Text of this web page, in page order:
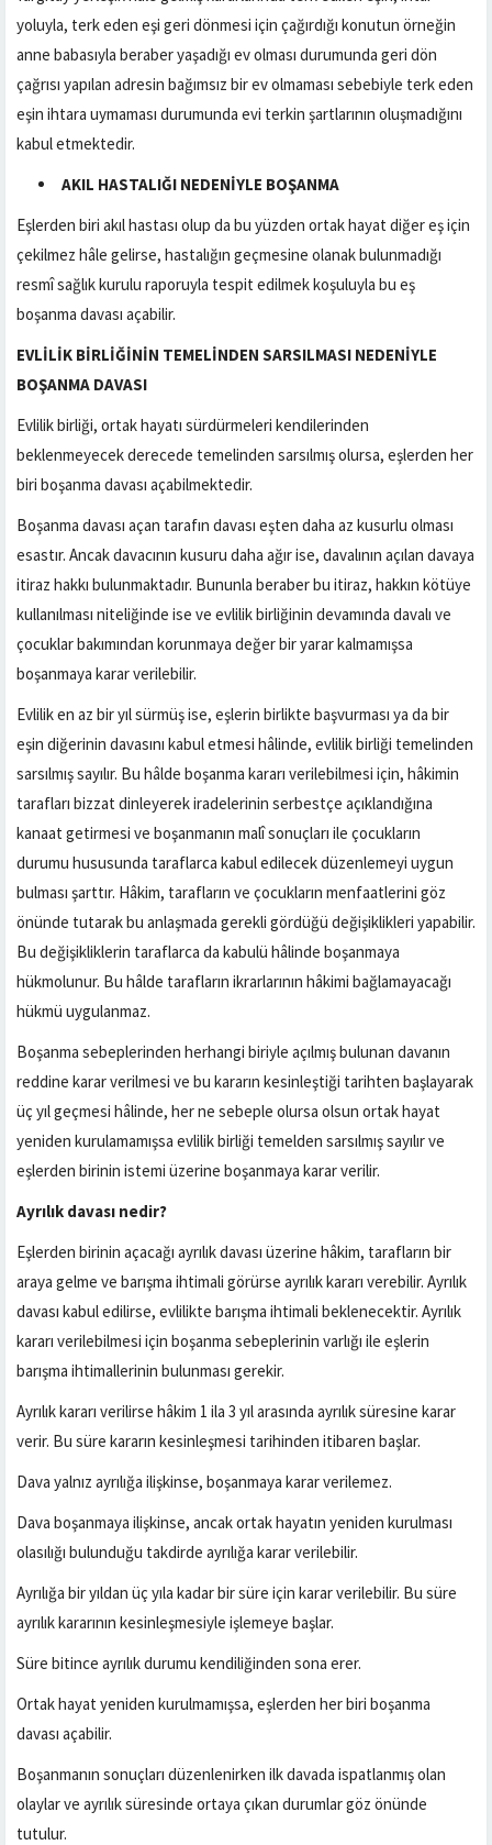
yoluyla, terk eden eşi geri dönmesi için çağırdığı konutun örneğin
anne babasıyla beraber yaşadığı ev olması durumunda geri dön
çağrısı yapılan adresin bağımsız bir ev olmaması sebebiyle terk eden
eşin ihtara uymaması durumunda evi terkin şartlarının oluşmadığını
kabul etmektedir.
AKIL HASTALIĞI NEDENİYLE BOŞANMA
Eşlerden biri akıl hastası olup da bu yüzden ortak hayat diğer eş için
çekilmez hâle gelirse, hastalığın geçmesine olanak bulunmadığı
resmî sağlık kurulu raporuyla tespit edilmek koşuluyla bu eş
boşanma davası açabilir.
EVLİLİK BİRLİĞİNİN TEMELİNDEN SARSILMASI NEDENİYLE
BOŞANMA DAVASI
Evlilik birliği, ortak hayatı sürdürmeleri kendilerinden
beklenmeyecek derecede temelinden sarsılmış olursa, eşlerden her
biri boşanma davası açabilmektedir.
Boşanma davası açan tarafın davası eşten daha az kusurlu olması
esastır. Ancak davacının kusuru daha ağır ise, davalının açılan davaya
itiraz hakkı bulunmaktadır. Bununla beraber bu itiraz, hakkın kötüye
kullanılması niteliğinde ise ve evlilik birliğinin devamında davalı ve
çocuklar bakımından korunmaya değer bir yarar kalmamışsa
boşanmaya karar verilebilir.
Evlilik en az bir yıl sürmüş ise, eşlerin birlikte başvurması ya da bir
eşin diğerinin davasını kabul etmesi hâlinde, evlilik birliği temelinden
sarsılmış sayılır. Bu hâlde boşanma kararı verilebilmesi için, hâkimin
tarafları bizzat dinleyerek iradelerinin serbestçe açıklandığına
kanaat getirmesi ve boşanmanın malî sonuçları ile çocukların
durumu hususunda taraflarca kabul edilecek düzenlemeyi uygun
bulması şarttır. Hâkim, tarafların ve çocukların menfaatlerini göz
önünde tutarak bu anlaşmada gerekli gördüğü değişiklikleri yapabilir.
Bu değişikliklerin taraflarca da kabulü hâlinde boşanmaya
hükmolunur. Bu hâlde tarafların ikrarlarının hâkimi bağlamayacağı
hükmü uygulanmaz.
Boşanma sebeplerinden herhangi biriyle açılmış bulunan davanın
reddine karar verilmesi ve bu kararın kesinleştiği tarihten başlayarak
üç yıl geçmesi hâlinde, her ne sebeple olursa olsun ortak hayat
yeniden kurulamamışsa evlilik birliği temelden sarsılmış sayılır ve
eşlerden birinin istemi üzerine boşanmaya karar verilir.
Ayrılık davası nedir?
Eşlerden birinin açacağı ayrılık davası üzerine hâkim, tarafların bir
araya gelme ve barışma ihtimali görürse ayrılık kararı verebilir. Ayrılık
davası kabul edilirse, evlilikte barışma ihtimali beklenecektir. Ayrılık
kararı verilebilmesi için boşanma sebeplerinin varlığı ile eşlerin
barışma ihtimallerinin bulunması gerekir.
Ayrılık kararı verilirse hâkim 1 ila 3 yıl arasında ayrılık süresine karar
verir. Bu süre kararın kesinleşmesi tarihinden itibaren başlar.
Dava yalnız ayrılığa ilişkinse, boşanmaya karar verilemez.
Dava boşanmaya ilişkinse, ancak ortak hayatın yeniden kurulması
olasılığı bulunduğu takdirde ayrılığa karar verilebilir.
Ayrılığa bir yıldan üç yıla kadar bir süre için karar verilebilir. Bu süre
ayrılık kararının kesinleşmesiyle işlemeye başlar.
Süre bitince ayrılık durumu kendiliğinden sona erer.
Ortak hayat yeniden kurulmamışsa, eşlerden her biri boşanma
davası açabilir.
Boşanmanın sonuçları düzenlenirken ilk davada ispatlanmış olan
olaylar ve ayrılık süresinde ortaya çıkan durumlar göz önünde
tutulur.